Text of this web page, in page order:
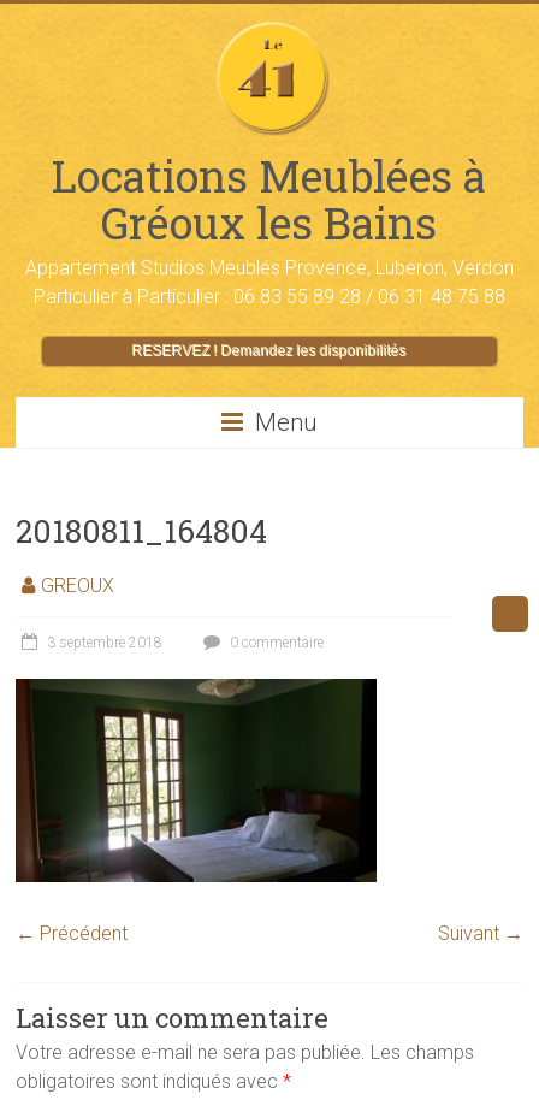
Locations Meublées à
Gréoux les Bains
Appartement Studios Meublés Provence, Luberon, Verdon
Particulier à Particulier : 06 83 55 89 28 / 06 31 48 75 88
RESERVEZ ! Demandez les disponibilités
Menu
20180811_164804
GREOUX
3 septembre 2018 0 commentaire
← Précédent Suivant →
Laisser un commentaire
Votre adresse e-mail ne sera pas publiée. Les champs
obligatoires sont indiqués avec*